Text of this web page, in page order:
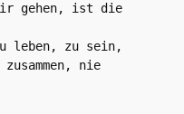
gehen, ist die
leben, zu sein,
nie